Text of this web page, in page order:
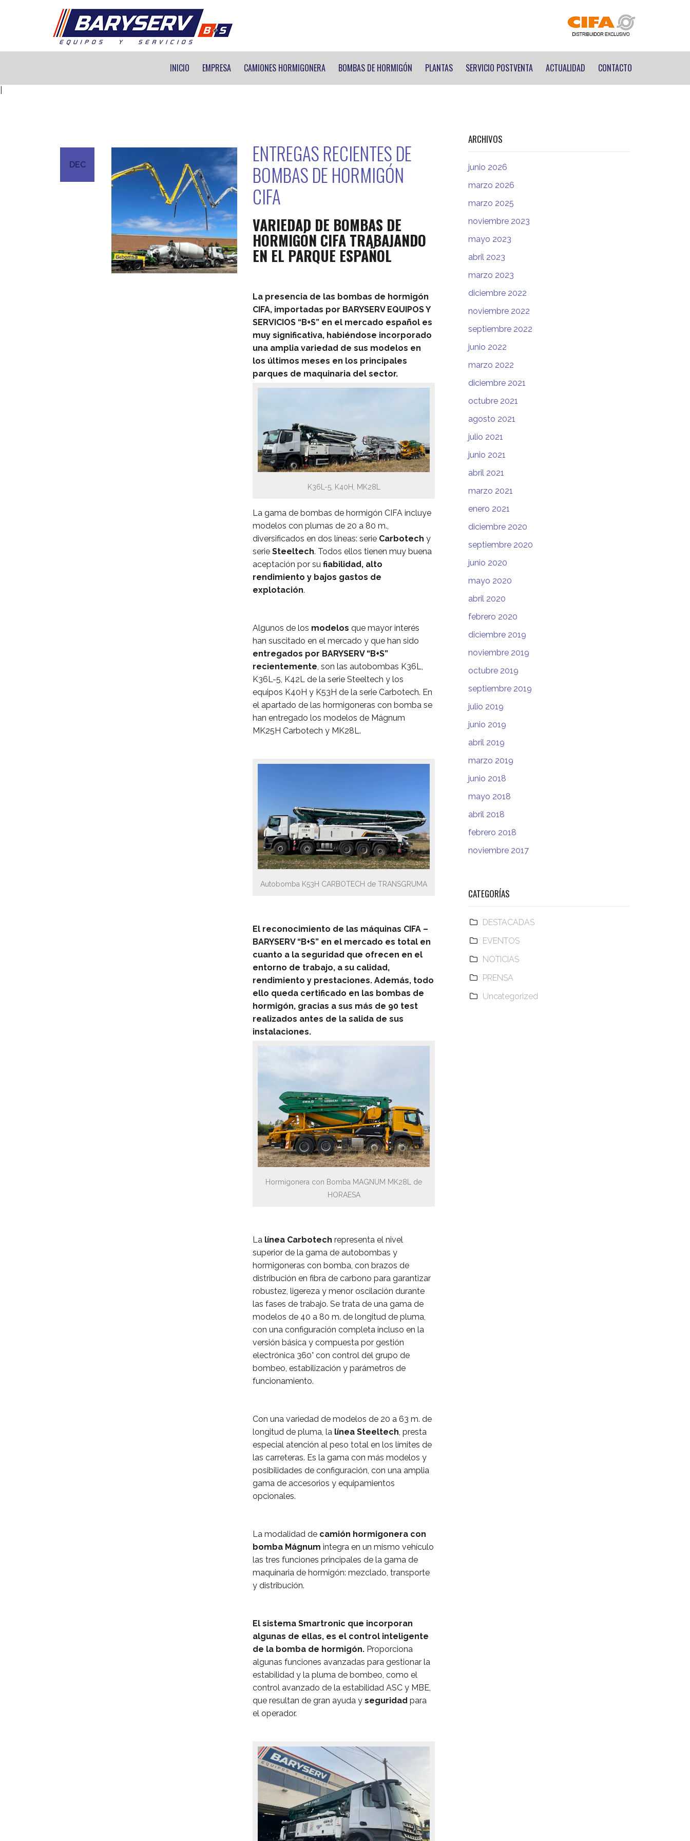
INICIO EMPRESA CAMIONES HORMIGONERA BOMBAS DE HORMIGÓN PLANTAS SERVICIO POSTVENTA ACTUALIDAD CONTACTO
DEC
ENTREGAS RECIENTES DE
BOMBAS DE HORMIGÓN
CIFA
VARIEDAD DE BOMBAS DE
HORMIGÓN CIFA TRABAJANDO
EN EL PARQUE ESPAÑOL
La presencia de las bombas de hormigón
CIFA, importadas por BARYSERV EQUIPOS Y
SERVICIOS “B+S” en el mercado español es
muy significativa, habiéndose incorporado
una amplia variedad de sus modelos en
los últimos meses en los principales
parques de maquinaria del sector.
K36L-5, K40H, MK28L
La gama de bombas de hormigón CIFA incluye
modelos con plumas de 20 a 80 m.,
diversificados en dos líneas: serie Carbotech y
serie Steeltech. Todos ellos tienen muy buena
aceptación por su fiabilidad, alto
rendimiento y bajos gastos de
explotación.
Algunos de los modelos que mayor interés
han suscitado en el mercado y que han sido
entregados por BARYSERV “B+S”
recientemente , son las autobombas K36L,
K36L-5, K42L de la serie Steeltech y los
equipos K40H y K53H de la serie Carbotech. En
el apartado de las hormigoneras con bomba se
han entregado los modelos de Mágnum
MK25H Carbotech y MK28L.
Autobomba K53H CARBOTECH de TRANSGRUMA
El reconocimiento de las máquinas CIFA –
BARYSERV “B+S” en el mercado es total en
cuanto a la seguridad que ofrecen en el
entorno de trabajo, a su calidad,
rendimiento y prestaciones. Además, todo
ello queda certificado en las bombas de
hormigón, gracias a sus más de 90 test
realizados antes de la salida de sus
instalaciones.
Hormigonera con Bomba MAGNUM MK28L de
HORAESA
La línea Carbotech representa el nivel
superior de la gama de autobombas y
hormigoneras con bomba, con brazos de
distribución en fibra de carbono para garantizar
robustez, ligereza y menor oscilación durante
las fases de trabajo. Se trata de una gama de
modelos de 40 a 80 m. de longitud de pluma,
con una configuración completa incluso en la
versión básica y compuesta por gestión
electrónica 360° con control del grupo de
bombeo, estabilización y parámetros de
funcionamiento.
Con una variedad de modelos de 20 a 63 m. de
longitud de pluma, la línea Steeltech, presta
especial atención al peso total en los límites de
las carreteras. Es la gama con más modelos y
posibilidades de configuración, con una amplia
gama de accesorios y equipamientos
opcionales.
La modalidad de camión hormigonera con
bomba Mágnum integra en un mismo vehículo
las tres funciones principales de la gama de
maquinaria de hormigón: mezclado, transporte
y distribución.
El sistema Smartronic que incorporan
algunas de ellas, es el control inteligente
de la bomba de hormigón. Proporciona
algunas funciones avanzadas para gestionar la
estabilidad y la pluma de bombeo, como el
control avanzado de la estabilidad ASC y MBE,
que resultan de gran ayuda y seguridad para
el operador.
ARCHIVOS
junio 2026
marzo 2026
marzo 2025
noviembre 2023
mayo 2023
abril 2023
marzo 2023
diciembre 2022
noviembre 2022
septiembre 2022
junio 2022
marzo 2022
diciembre 2021
octubre 2021
agosto 2021
julio 2021
junio 2021
abril 2021
marzo 2021
enero 2021
diciembre 2020
septiembre 2020
junio 2020
mayo 2020
abril 2020
febrero 2020
diciembre 2019
noviembre 2019
octubre 2019
septiembre 2019
julio 2019
junio 2019
abril 2019
marzo 2019
junio 2018
mayo 2018
abril 2018
febrero 2018
noviembre 2017
CATEGORÍAS
DESTACADAS
EVENTOS
NOTICIAS
PRENSA
Uncategorized